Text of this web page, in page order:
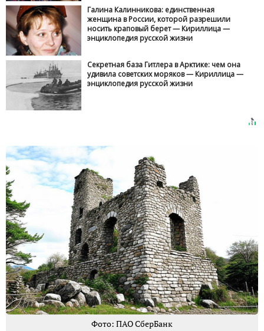
Галина Калинникова: единственная
женщина в России, которой разрешили
носить краповый берет — Кириллица —
энциклопедия русской жизни
Секретная база Гитлера в Арктике: чем она
удивила советских моряков — Кириллица —
энциклопедия русской жизни
Фото: ПАО СберБанк